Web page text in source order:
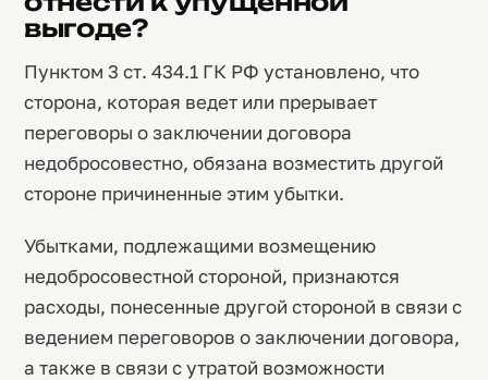
выгоде?
Пунктом 3 ст. 434.1 ГК РФ установлено, что
сторона, которая ведет или прерывает
переговоры о заключении договора
недобросовестно, обязана возместить другой
стороне причиненные этим убытки.
Убытками, подлежащими возмещению
недобросовестной стороной, признаются
расходы, понесенные другой стороной в связи с
ведением переговоров о заключении договора,
а также в связи с утратой возможности